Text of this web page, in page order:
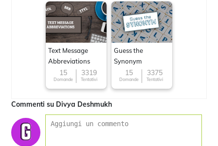
Text Message
Abbreviations
15
Domande
3319
Tentativi
Guess the
Synonym
15
Domande
3375
Tentativi
Commenti su Divya Deshmukh